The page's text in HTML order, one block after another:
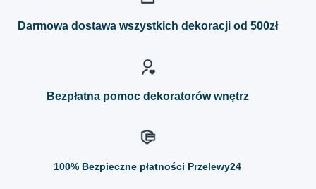
Darmowa dostawa wszystkich dekoracji od 500zł
Bezpłatna pomoc dekoratorów wnętrz
100% Bezpieczne płatności Przelewy24